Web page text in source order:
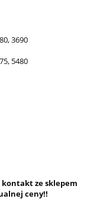
3690
5480
kontakt ze sklepem
ceny!!